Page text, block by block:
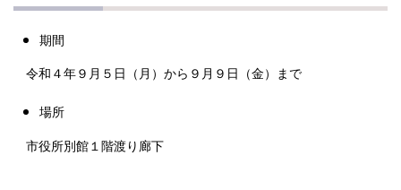
期間
令和４年９月５日（月）から９月９日（金）まで
場所
市役所別館１階渡り廊下